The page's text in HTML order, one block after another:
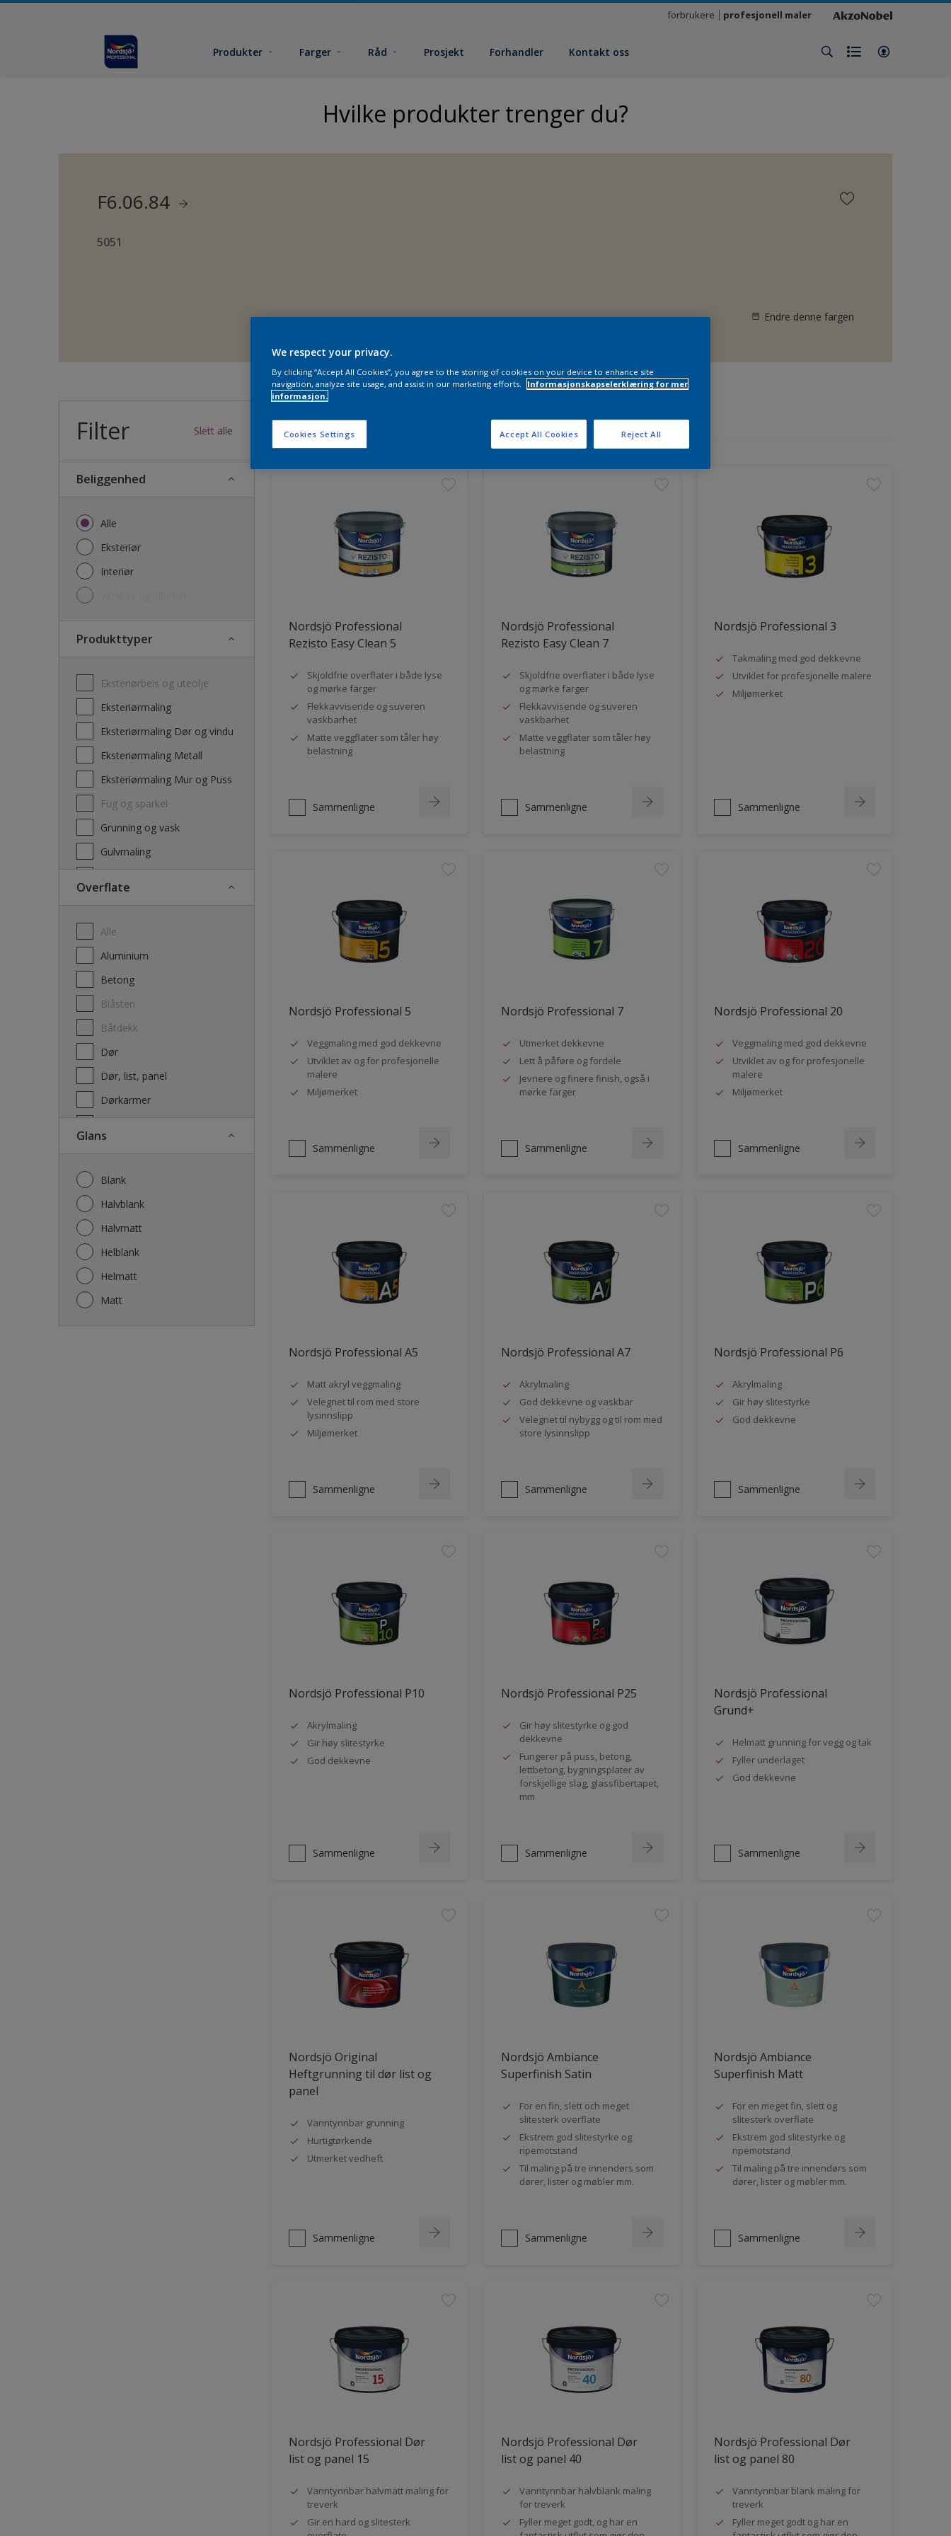
forbrukere profesjonell maler
Produkter Farger Råd Prosjekt Forhandler Kontakt oss
Hvilke produkter trenger du?
F6.06.84
5051
Endre denne fargen
Filter Slett alle
Beliggenhed
Alle
Eksteriør
Interiør
Produkttyper
Eksteriørbeis og uteolje
Eksteriørmaling
Eksteriørmaling Dør og vindu
Eksteriørmaling Metall
Eksteriørmaling Mur og Puss
Fug og sparkel
Grunning og vask
Gulvmaling
Overflate
Alle
Aluminium
Betong
Blåsten
Båtdekk
Dør
Dør, list, panel
Dørkarmer
Glans
Blank
Halvblank
Halvmatt
Helblank
Helmatt
Matt
36produkter funnet
Nordsjö Professional
Rezisto Easy Clean 5
Skjoldfrie overflater i både lyse
og mørke farger
Flekkavvisende og suveren
vaskbarhet
Matte veggflater som tåler høy
belastning
Sammenligne
Nordsjö Professional
Rezisto Easy Clean 7
Skjoldfrie overflater i både lyse
og mørke farger
Flekkavvisende og suveren
vaskbarhet
Matte veggflater som tåler høy
belastning
Sammenligne
Nordsjö Professional 3
Takmaling med god dekkevne
Utviklet for profesjonelle malere
Miljømerket
Sammenligne
Nordsjö Professional 5
Veggmaling med god dekkevne
Utviklet av og for profesjonelle
malere
Miljømerket
Sammenligne
Nordsjö Professional 7
Utmerket dekkevne
Lett å påføre og fordele
Jevnere og finere finish, også i
mørke farger
Sammenligne
Nordsjö Professional 20
Veggmaling med god dekkevne
Utviklet av og for profesjonelle
malere
Miljømerket
Sammenligne
Nordsjö Professional A5
Matt akryl veggmaling
Velegnet til rom med store
lysinnslipp
Miljømerket
Sammenligne
Nordsjö Professional A7
Akrylmaling
God dekkevne og vaskbar
Velegnet til nybygg og til rom med
store lysinnslipp
Sammenligne
Nordsjö Professional P6
Akrylmaling
Gir høy slitestyrke
God dekkevne
Sammenligne
Nordsjö Professional P10
Akrylmaling
Gir høy slitestyrke
God dekkevne
Sammenligne
Nordsjö Professional P25
Gir høy slitestyrke og god
dekkevne
Fungerer på puss, betong,
lettbetong, bygningsplater av
forskjellige slag, glassfibertapet,
mm
Sammenligne
Nordsjö Professional
Grund+
Helmatt grunning for vegg og tak
Fyller underlaget
God dekkevne
Sammenligne
Nordsjö Original
Heftgrunning til dør list og
panel
Vanntynnbar grunning
Hurtigtørkende
Utmerket vedheft
Sammenligne
Nordsjö Ambiance
Superfinish Satin
For en fin, slett och meget
slitesterk overflate
Ekstrem god slitestyrke og
ripemotstand
Til maling på tre innendørs som
dører, lister og møbler mm.
Sammenligne
Nordsjö Ambiance
Superfinish Matt
For en meget fin, slett og
slitesterk overflate
Ekstrem god slitestyrke og
ripemotstand
Til maling på tre innendørs som
dører, lister og møbler mm.
Sammenligne
Nordsjö Professional Dør
list og panel 15
Vanntynnbar halvmatt maling for
treverk
Gir en hard og slitesterk
Nordsjö Professional Dør
list og panel 40
Vanntynnbar halvblank maling
for treverk
Fyller meget godt, og har en
Nordsjö Professional Dør
list og panel 80
Vanntynnbar blank maling for
treverk
Fyller meget godt og har en
We respect your privacy.
By clicking “Accept All Cookies”, you agree to the storing of cookies on your device to enhance site
navigation, analyze site usage, and assist in our marketing efforts.
Informasjonskapselerklæring for mer
informasjon.
Cookies Settings Reject All
Accept All Cookies